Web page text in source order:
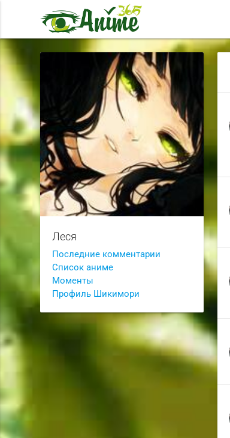
Леся
Последние комментарии
Список аниме
Моменты
Профиль Шикимори